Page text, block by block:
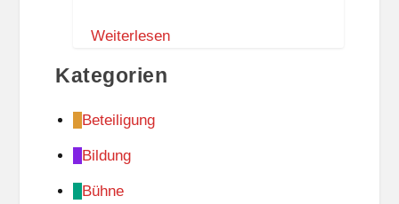
t
i
e
n
Weiterlesen
Kategorien
Beteiligung
Bildung
Bühne